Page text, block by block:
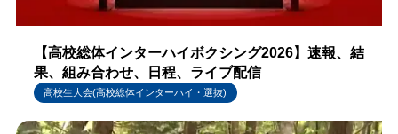
【高校総体インターハイボクシング2026】速報、結
果、組み合わせ、日程、ライブ配信
高校生大会(高校総体インターハイ・選抜)